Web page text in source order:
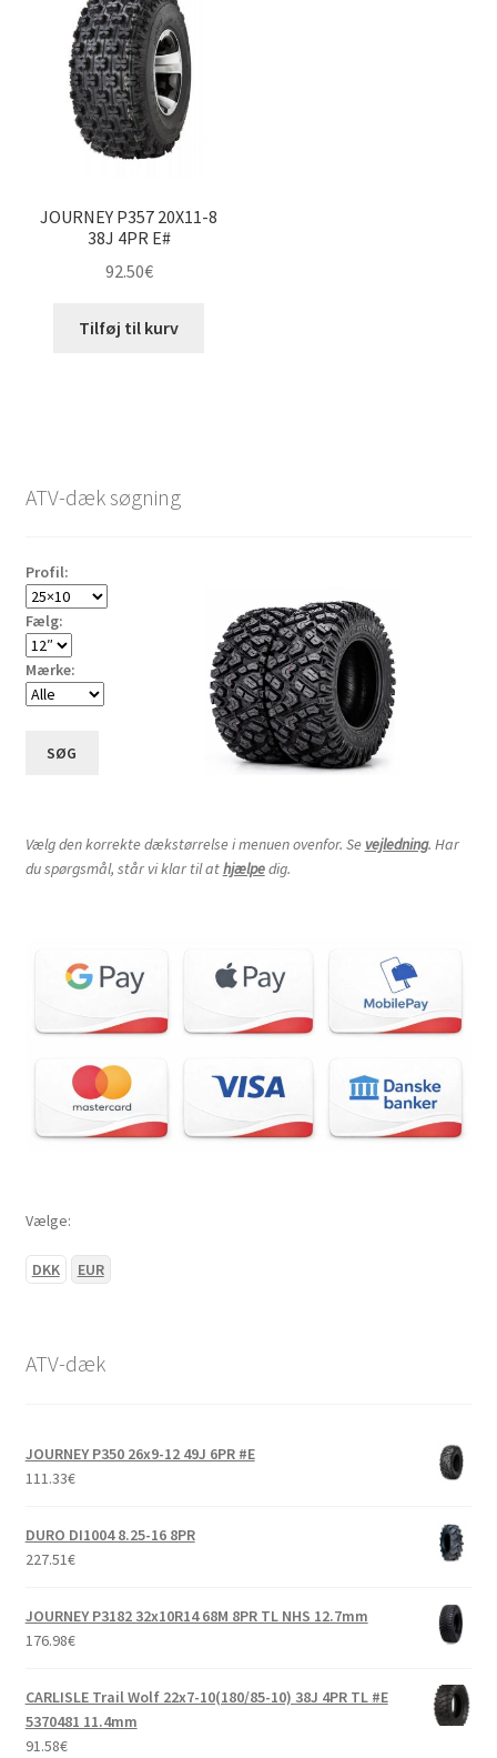
JOURNEY P357 20X11-8
38J 4PR E#
92.50€
Tilføj til kurv
ATV-dæk søgning
Profil:
Fælg:
Mærke:
SØG
Vælg den korrekte dækstørrelse i menuen ovenfor. Se vejledning. Har
du spørgsmål, står vi klar til athjælpedig.
Vælge:
DKK EUR
ATV-dæk
JOURNEY P350 26x9-12 49J 6PR #E
111.33€
DURO DI1004 8.25-16 8PR
227.51€
JOURNEY P3182 32x10R14 68M 8PR TL NHS 12.7mm
176.98€
CARLISLE Trail Wolf 22x7-10(180/85-10) 38J 4PR TL #E
5370481 11.4mm
91.58€